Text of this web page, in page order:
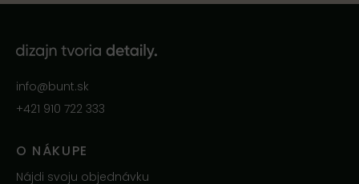
info@bunt.sk
+421 910 722 333
O NÁKUPE
Nájdi svoju objednávku